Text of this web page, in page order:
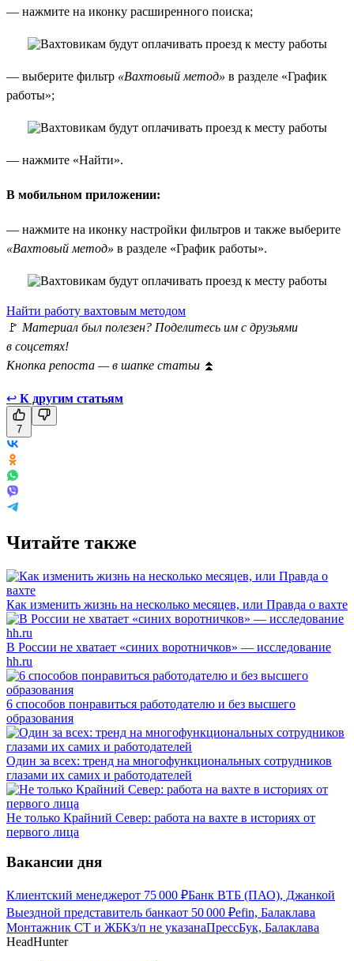
— нажмите на иконку расширенного поиска;
— выберите фильтр «Вахтовый метод» в разделе «График
работы»;
— нажмите «Найти».
В мобильном приложении:
— нажмите на иконку настройки фильтров и также выберите
«Вахтовый метод» в разделе «График работы».
Найти работу вахтовым методом
🚩 Материал был полезен? Поделитесь им с друзьями
в соцсетях!
Кнопка репоста — в шапке статьи ⏫
↩ К другим статьям
7
Читайте также
Как изменить жизнь на несколько месяцев, или Правда о вахте
В России не хватает «синих воротничков» — исследование
hh.ru
6 способов понравиться работодателю и без высшего
образования
Один за всех: тренд на многофункциональных сотрудников
глазами их самих и работодателей
Не только Крайний Север: работа на вахте в историях от
первого лица
Вакансии дня
Клиентский менеджерот 75 000 ₽Банк ВТБ (ПАО), Джанкой
Выездной представитель банкаот 50 000 ₽efin, Балаклава
Монтажник СТ и ЖБКз/п не указанаПрессБук, Балаклава
HeadHunter